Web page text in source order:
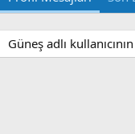
Güneş adlı